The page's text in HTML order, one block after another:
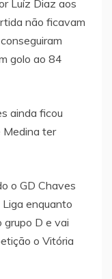
Luíz Diaz aos
não ficavam
golo ao 84
ainda ficou
Medina ter
o GD Chaves
enquanto
grupo D e vai
o Vitória